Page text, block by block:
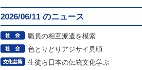
2026/06/11 のニュース
職員の相互派遣を模索
色とりどりアジサイ見頃
生徒ら日本の伝統文化学ぶ